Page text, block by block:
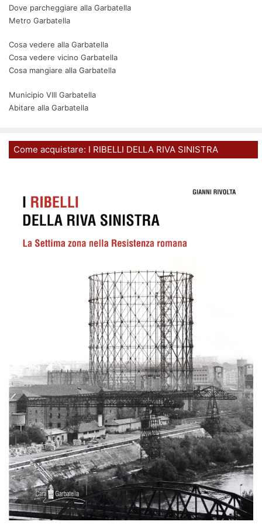
Dove parcheggiare alla Garbatella
Metro Garbatella
Cosa vedere alla Garbatella
Cosa vedere vicino Garbatella
Cosa mangiare alla Garbatella
Municipio VIII Garbatella
Abitare alla Garbatella
Come acquistare: I RIBELLI DELLA RIVA SINISTRA